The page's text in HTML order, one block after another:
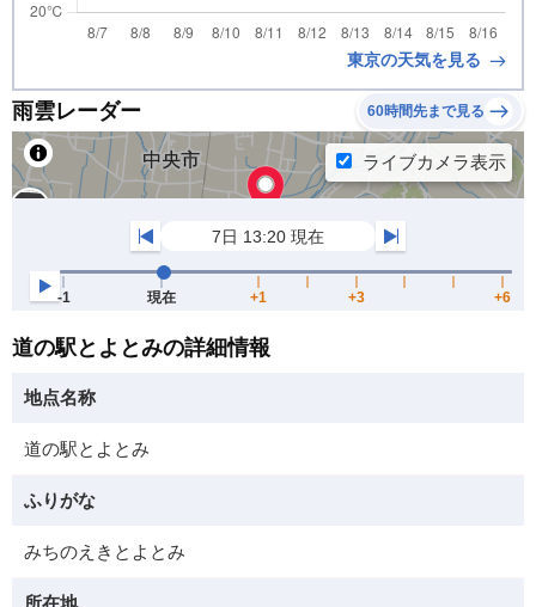
東京の天気を見る
雨雲レーダー 60時間先まで見る
道の駅とよとみの詳細情報
地点名称
道の駅とよとみ
ふりがな
みちのえきとよとみ
所在地